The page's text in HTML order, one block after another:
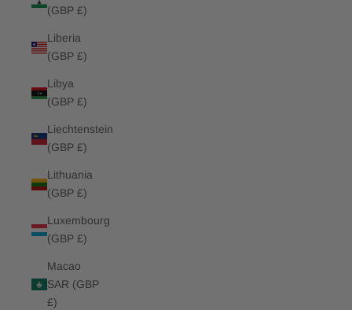
(GBP £)
Liberia
(GBP £)
Libya
(GBP £)
Liechtenstein
(GBP £)
Lithuania
(GBP £)
Luxembourg
(GBP £)
Macao
SAR (GBP
£)